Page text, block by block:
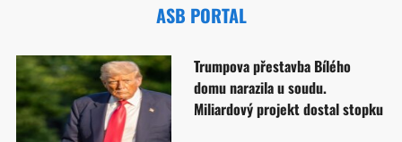
ASB PORTAL
Trumpova přestavba Bílého
domu narazila u soudu.
Miliardový projekt dostal stopku